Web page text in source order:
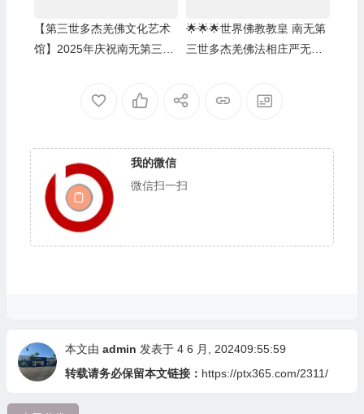
【第三世多杰羌佛文化艺术
馆】2025年庆祝南无第三世
🌟🌟🌟世界佛教教皇 南无第
三世多杰羌佛法相庄严无比
我的微信
微信扫一扫
本文由 admin 发表于 4 6 月, 202409:55:59
转载请务必保留本文链接： https://ptx365.com/2311/